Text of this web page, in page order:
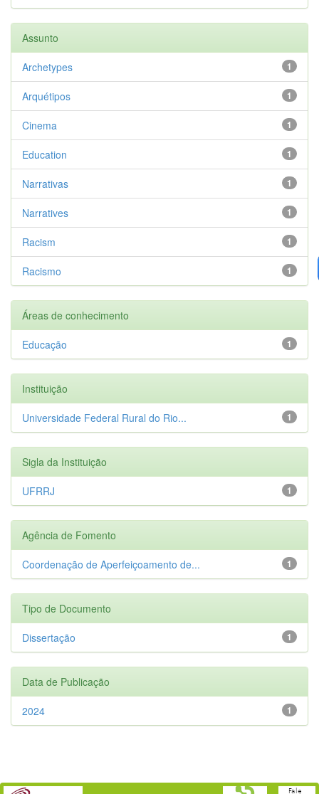
Assunto
1
Archetypes
1
Arquétipos
1
Cinema
1
Education
1
Narrativas
1
Narratives
1
Racism
1
Racismo
Áreas de conhecimento
1
Educação
Instituição
1
Universidade Federal Rural do Rio...
Sigla da Instituição
1
UFRRJ
Agência de Fomento
1
Coordenação de Aperfeiçoamento de...
Tipo de Documento
1
Dissertação
Data de Publicação
1
2024